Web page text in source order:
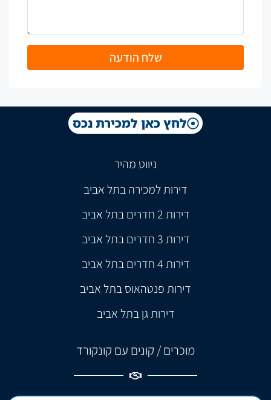
שלח הודעה
לחץ כאן למכירת נכס
ניווט מהיר
דירות למכירה בתל אביב
דירות 2 חדרים בתל אביב
דירות 3 חדרים בתל אביב
דירות 4 חדרים בתל אביב
דירות פנטהאוס בתל אביב
דירות גן בתל אביב
מוכרים / קונים עם קונקורד